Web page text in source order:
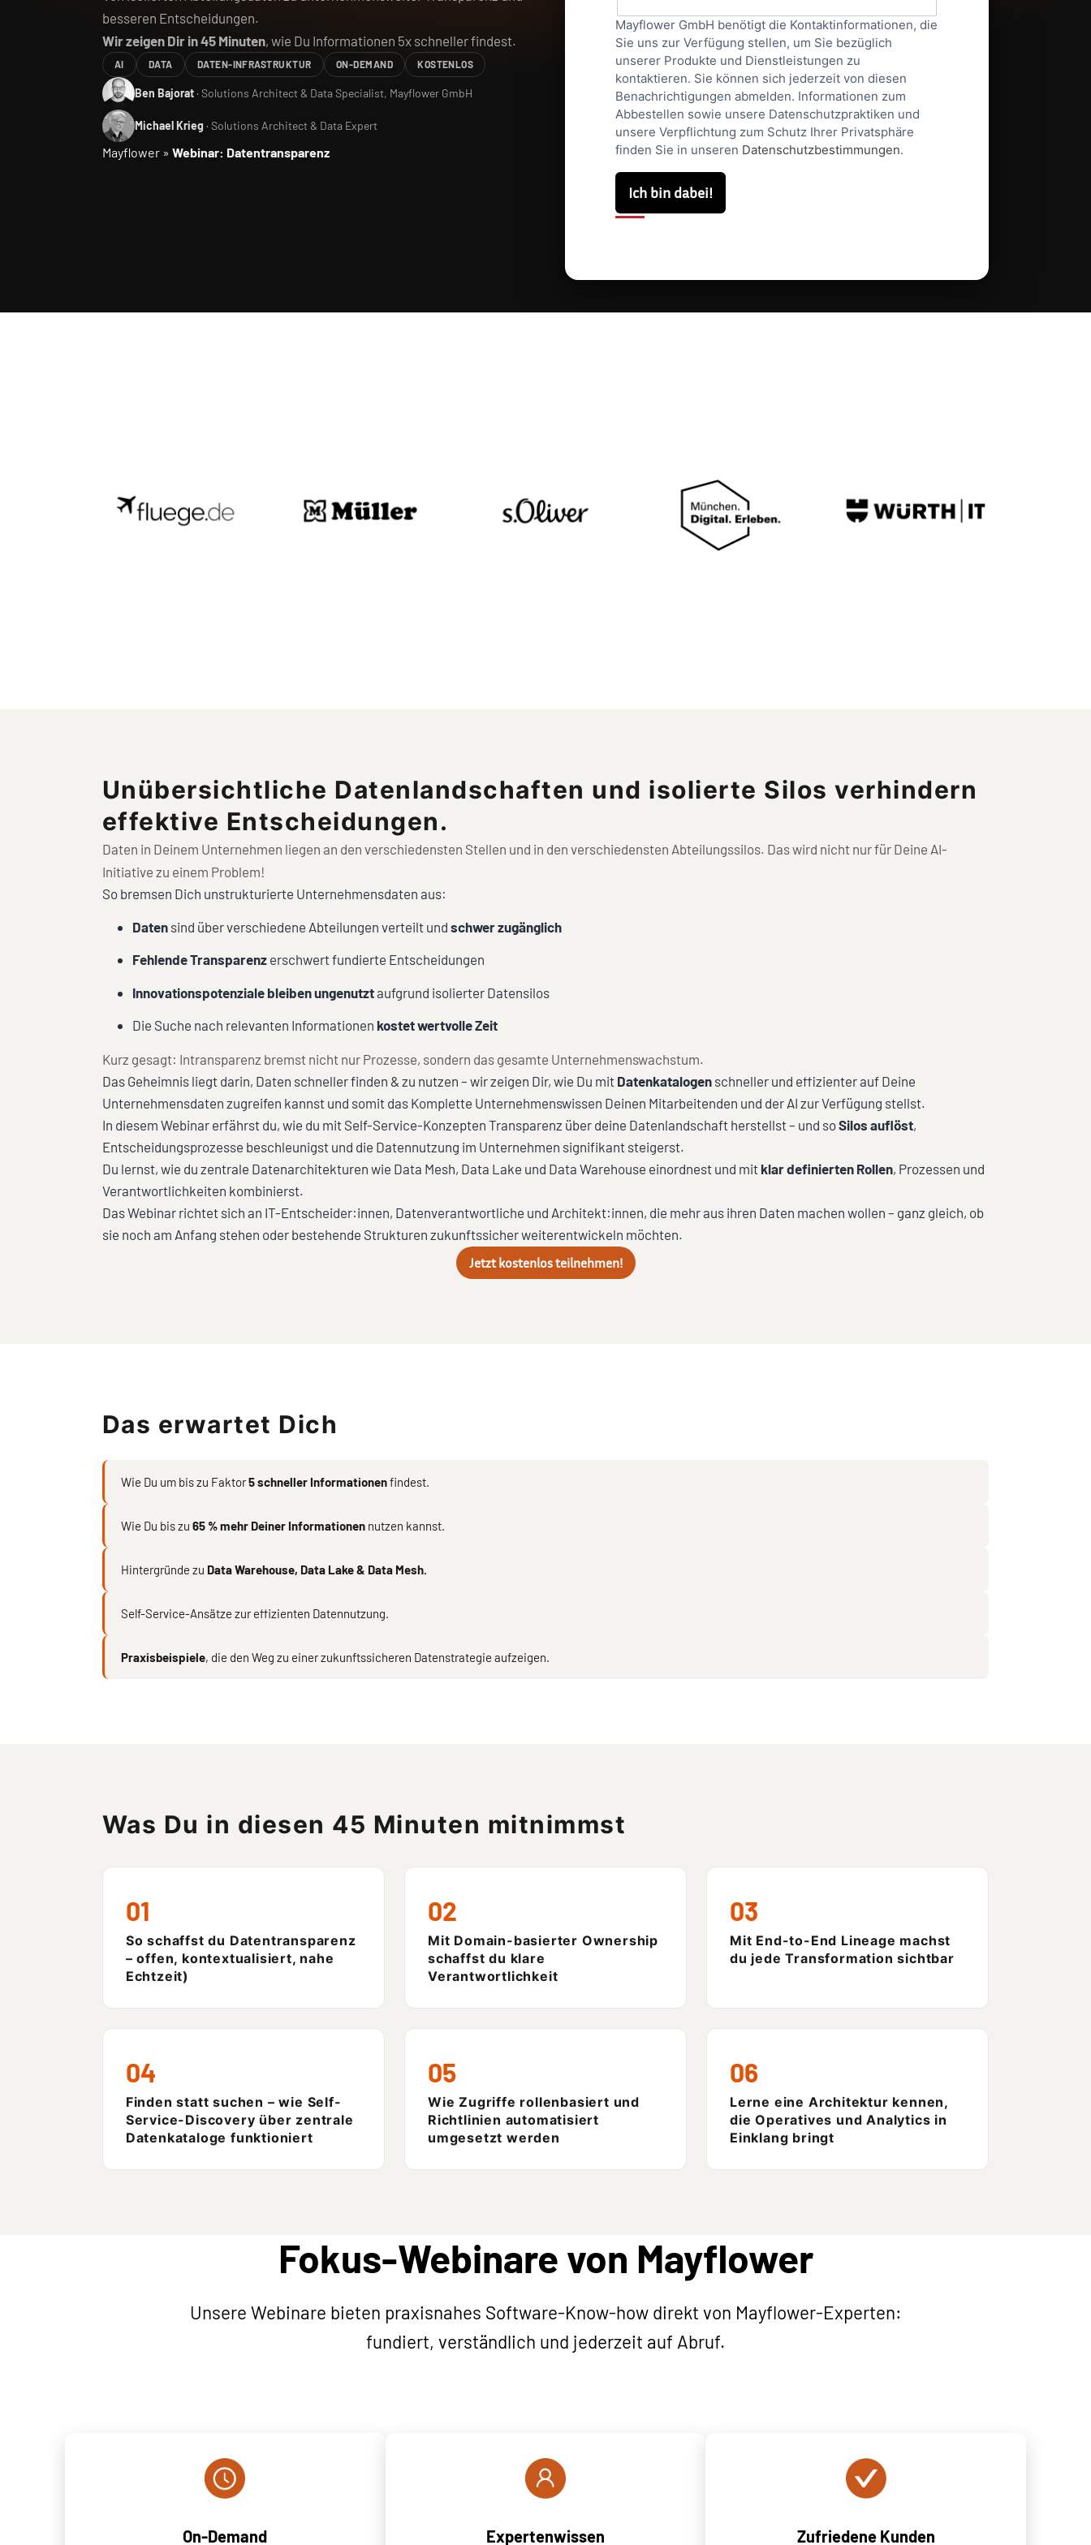
besseren Entscheidungen.
Wir zeigen Dir in 45 Minuten, wie Du Informationen 5x schneller findest.
AI DATA DATEN-INFRASTRUKTUR ON-DEMAND KOSTENLOS
Ben Bajorat· Solutions Architect & Data Specialist, Mayflower GmbH
Michael Krieg · Solutions Architect & Data Expert
Mayflower» Webinar: Datentransparenz
Mayflower GmbH benötigt die Kontaktinformationen, die
Sie uns zur Verfügung stellen, um Sie bezüglich
unserer Produkte und Dienstleistungen zu
kontaktieren. Sie können sich jederzeit von diesen
Benachrichtigungen abmelden. Informationen zum
Abbestellen sowie unsere Datenschutzpraktiken und
unsere Verpflichtung zum Schutz Ihrer Privatsphäre
finden Sie in unseren Datenschutzbestimmungen.
Ich bin dabei!
Unübersichtliche Datenlandschaften und isolierte Silos verhindern
effektive Entscheidungen.
Daten in Deinem Unternehmen liegen an den verschiedensten Stellen und in den verschiedensten Abteilungssilos. Das wird nicht nur für Deine AI-
Initiative zu einem Problem!
So bremsen Dich unstrukturierte Unternehmensdaten aus:
Daten sind über verschiedene Abteilungen verteilt undschwer zugänglich
Fehlende Transparenz erschwert fundierte Entscheidungen
Innovationspotenziale bleiben ungenutztaufgrund isolierter Datensilos
Die Suche nach relevanten Informationen kostet wertvolle Zeit
Kurz gesagt: Intransparenz bremst nicht nur Prozesse, sondern das gesamte Unternehmenswachstum.
Das Geheimnis liegt darin, Daten schneller finden & zu nutzen – wir zeigen Dir, wie Du mit Datenkatalogenschneller und effizienter auf Deine
Unternehmensdaten zugreifen kannst und somit das Komplette Unternehmenswissen Deinen Mitarbeitenden und der AI zur Verfügung stellst.
In diesem Webinar erfährst du, wie du mit Self-Service-Konzepten Transparenz über deine Datenlandschaft herstellst – und soSilos auflöst,
Entscheidungsprozesse beschleunigst und die Datennutzung im Unternehmen signifikant steigerst.
Du lernst, wie du zentrale Datenarchitekturen wie Data Mesh, Data Lake und Data Warehouse einordnest und mit klar definierten Rollen, Prozessen und
Verantwortlichkeiten kombinierst.
Das Webinar richtet sich an IT-Entscheider:innen, Datenverantwortliche und Architekt:innen, die mehr aus ihren Daten machen wollen – ganz gleich, ob
sie noch am Anfang stehen oder bestehende Strukturen zukunftssicher weiterentwickeln möchten.
Jetzt kostenlos teilnehmen!
Das erwartet Dich
Wie Du um bis zu Faktor5 schneller Informationenfindest.
Wie Du bis zu 65 % mehr Deiner Informationennutzen kannst.
Hintergründe zu Data Warehouse, Data Lake & Data Mesh.
Self-Service-Ansätze zur effizienten Datennutzung.
Praxisbeispiele, die den Weg zu einer zukunftssicheren Datenstrategie aufzeigen.
Was Du in diesen 45 Minuten mitnimmst
01
So schaffst du Datentransparenz
– offen, kontextualisiert, nahe
Echtzeit)
02
Mit Domain-basierter Ownership
schaffst du klare
Verantwortlichkeit
03
Mit End-to-End Lineage machst
du jede Transformation sichtbar
04
Finden statt suchen – wie Self-
Service-Discovery über zentrale
Datenkataloge funktioniert
05
Wie Zugriffe rollenbasiert und
Richtlinien automatisiert
umgesetzt werden
06
Lerne eine Architektur kennen,
die Operatives und Analytics in
Einklang bringt
Fokus-Webinare von Mayflower
Unsere Webinare bieten praxisnahes Software-Know-how direkt von Mayflower-Experten:
fundiert, verständlich und jederzeit auf Abruf.
On-Demand Expertenwissen Zufriedene Kunden